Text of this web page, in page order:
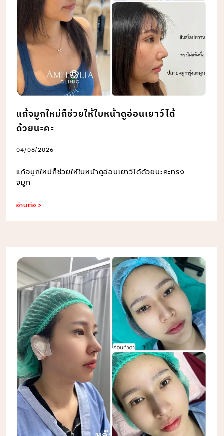
แก้จมูกใหม่ก็ช่วยให้ใบหน้าดูอ่อนเยาว์ได้
ด้วยนะคะ
04/08/2026
แก้จมูกใหม่ก็ช่วยให้ใบหน้าดูอ่อนเยาว์ได้ด้วยนะคะทรง
จมูก
อ่านต่อ >